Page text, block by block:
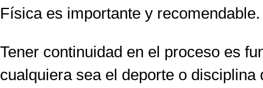
Física es importante y recomendable.
Tener continuidad en el proceso es
cualquiera sea el deporte o